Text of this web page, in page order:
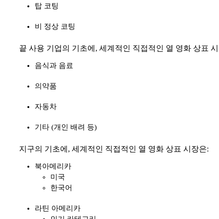
탑 코팅
비 정상 코팅
끝 사용 기업의 기초에, 세계적인 직접적인 열 영화 상표
음식과 음료
의약품
자동차
기타 (개인 배려 등)
지구의 기초에, 세계적인 직접적인 열 영화 상표 시장은:
북아메리카
미국
한국어
라틴 아메리카